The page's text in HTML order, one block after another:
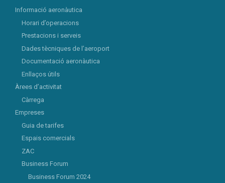
Informació aeronàutica
Horari d’operacions
Prestacions i serveis
Dades tècniques de l’aeroport
Documentació aeronàutica
Enllaços útils
Àrees d’activitat
Càrrega
Empreses
Guia de tarifes
Espais comercials
ZAC
Business Forum
Business Forum 2024